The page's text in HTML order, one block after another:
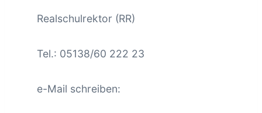
Realschulrektor (RR)
Tel.: 05138/60 222 23
e-Mail schreiben: